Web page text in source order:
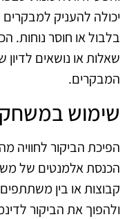
יכולה להעניק
בלבול או חוסר נוחות.
שאלות או נושאים לדיון
המבקרים.
שימוש
הפיכת הביקור לחוויה
הכנסת אלמנטים של
קבוצות או בין
ולהפוך את הביקור